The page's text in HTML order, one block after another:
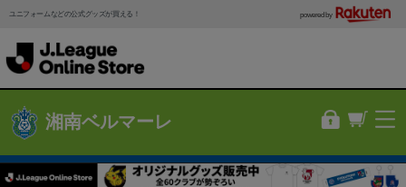
ユニフォームなどの公式グッズが買える！ powered by
湘南ベルマーレ